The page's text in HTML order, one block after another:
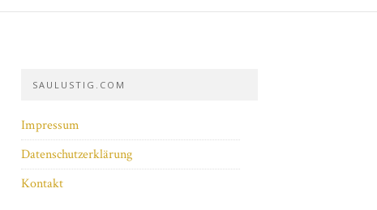
SAULUSTIG.COM
Impressum
Datenschutzerklärung
Kontakt